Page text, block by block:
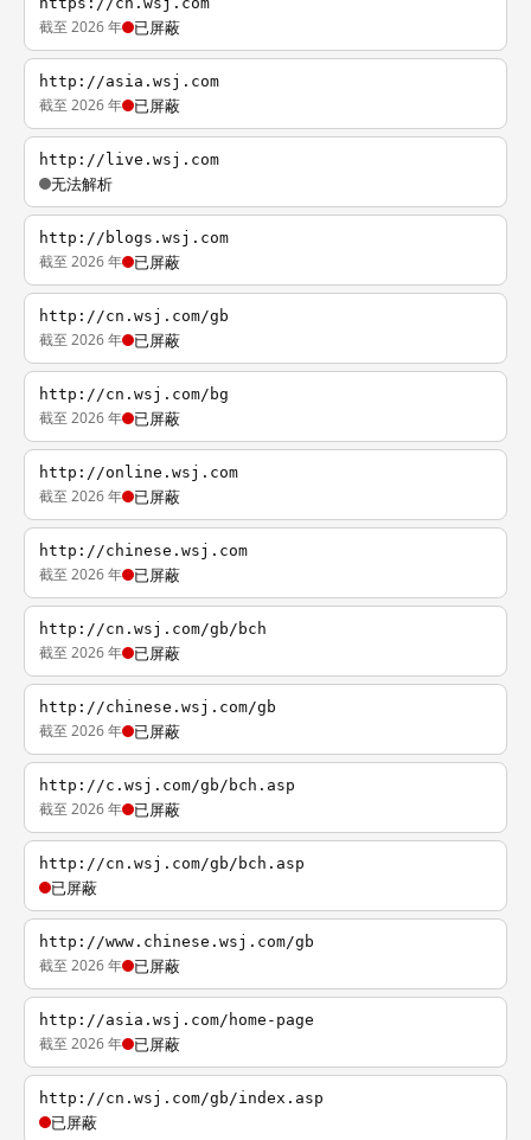
截至 2026 年 已屏蔽
http://asia.wsj.com
截至 2026 年 已屏蔽
http://live.wsj.com
无法解析
http://blogs.wsj.com
截至 2026 年 已屏蔽
http://cn.wsj.com/gb
截至 2026 年 已屏蔽
http://cn.wsj.com/bg
截至 2026 年 已屏蔽
http://online.wsj.com
截至 2026 年 已屏蔽
http://chinese.wsj.com
截至 2026 年 已屏蔽
http://cn.wsj.com/gb/bch
截至 2026 年 已屏蔽
http://chinese.wsj.com/gb
截至 2026 年 已屏蔽
http://c.wsj.com/gb/bch.asp
截至 2026 年 已屏蔽
http://cn.wsj.com/gb/bch.asp
已屏蔽
http://www.chinese.wsj.com/gb
截至 2026 年 已屏蔽
http://asia.wsj.com/home-page
截至 2026 年 已屏蔽
http://cn.wsj.com/gb/index.asp
已屏蔽